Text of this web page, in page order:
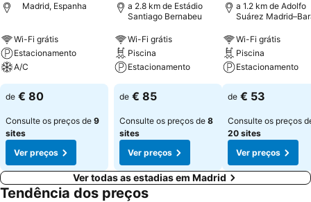
Madrid, Espanha
Wi-Fi grátis
Estacionamento
A/C
de € 80
Consulte os preços de 9
sites
Ver preços
a 2.8 km de Estádio
Santiago Bernabeu
Wi-Fi grátis
Piscina
Estacionamento
de € 85
Consulte os preços de 8
sites
Ver preços
a 1.2 km de Adolfo
Suárez
Wi-Fi grátis
Piscina
Estacionamento
de € 53
Consulte os preços
20 sites
Ver preços
Ver todas as estadias em Madrid
Tendência dos preços